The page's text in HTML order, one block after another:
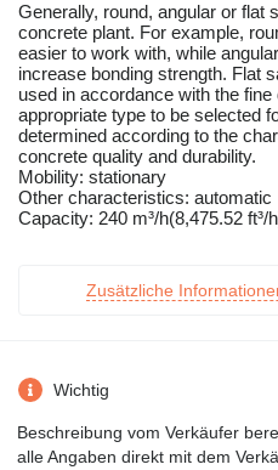
Generally, round, angular or flat
concrete plant. For example,
easier to work with, while
increase bonding strength. Flat
used in accordance with the
appropriate type to be selected
determined according to the
concrete quality and durability.
Mobility: stationary
Other characteristics: automatic
Capacity: 240 m³/h(8,475.52 ft³/
Zusätzliche
Wichtig
Beschreibung vom Verkäufer
alle Angaben direkt mit dem